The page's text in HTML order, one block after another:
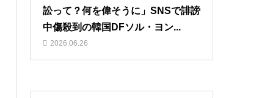
訟って？何を偉そうに」SNSで誹謗
中傷殺到の韓国DFソル・ヨン...
2026.06.26